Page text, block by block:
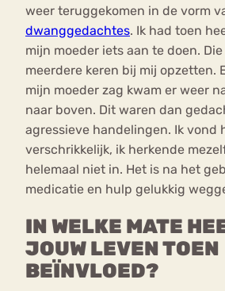
weer teruggekomen in de vorm
dwanggedachtes. Ik had toen
mijn moeder iets aan te doen.
meerdere keren bij mij opzetten.
mijn moeder zag kwam er weer
naar boven. Dit waren dan
agressieve handelingen. Ik vond
verschrikkelijk, ik herkende
helemaal niet in. Het is na het
medicatie en hulp gelukkig
IN WELKE MATE
JOUW LEVEN TOEN
BEÏNVLOED?